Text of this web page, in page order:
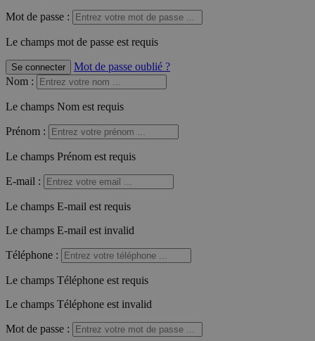
Mot de passe :
Le champs mot de passe est requis
Se connecter
Mot de passe oublié ?
Nom :
Le champs Nom est requis
Prénom :
Le champs Prénom est requis
E-mail :
Le champs E-mail est requis
Le champs E-mail est invalid
Téléphone :
Le champs Téléphone est requis
Le champs Téléphone est invalid
Mot de passe :